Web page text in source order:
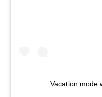
Vacation mode